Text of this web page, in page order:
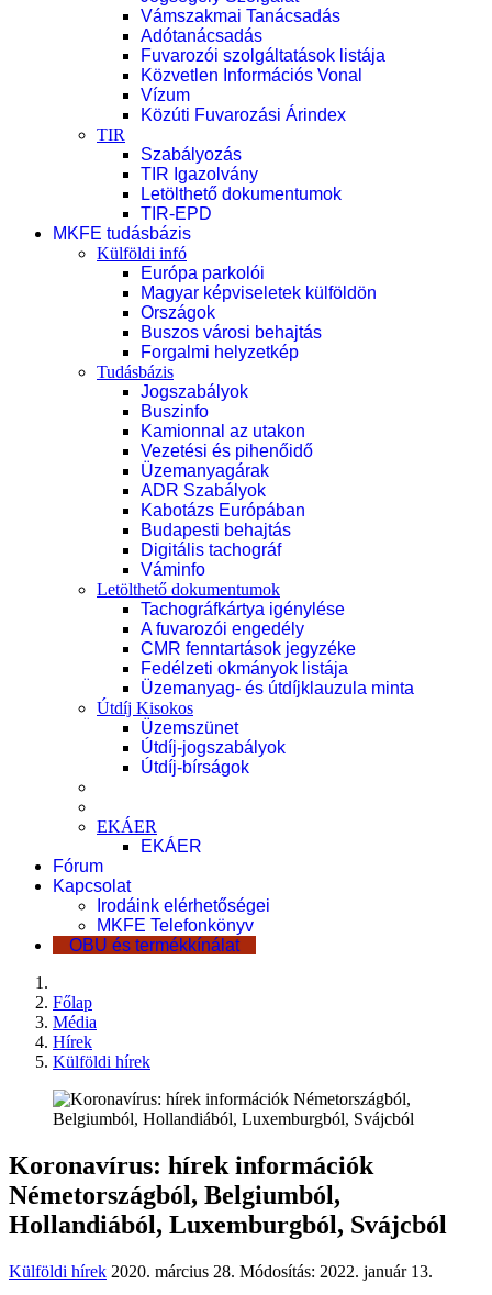
Vámszakmai Tanácsadás
Adótanácsadás
Fuvarozói szolgáltatások listája
Közvetlen Információs Vonal
Vízum
Közúti Fuvarozási Árindex
TIR
Szabályozás
TIR Igazolvány
Letölthető dokumentumok
TIR-EPD
MKFE tudásbázis
Külföldi infó
Európa parkolói
Magyar képviseletek külföldön
Országok
Buszos városi behajtás
Forgalmi helyzetkép
Tudásbázis
Jogszabályok
Buszinfo
Kamionnal az utakon
Vezetési és pihenőidő
Üzemanyagárak
ADR Szabályok
Kabotázs Európában
Budapesti behajtás
Digitális tachográf
Váminfo
Letölthető dokumentumok
Tachográfkártya igénylése
A fuvarozói engedély
CMR fenntartások jegyzéke
Fedélzeti okmányok listája
Üzemanyag- és útdíjklauzula minta
Útdíj Kisokos
Üzemszünet
Útdíj-jogszabályok
Útdíj-bírságok
EKÁER
EKÁER
Fórum
Kapcsolat
Irodáink elérhetőségei
MKFE Telefonkönyv
OBU és termékkínálat
Főlap
Média
Hírek
Külföldi hírek
Koronavírus: hírek információk
Németországból, Belgiumból,
Hollandiából, Luxemburgból, Svájcból
Külföldi hírek 2020. március 28. Módosítás: 2022. január 13.